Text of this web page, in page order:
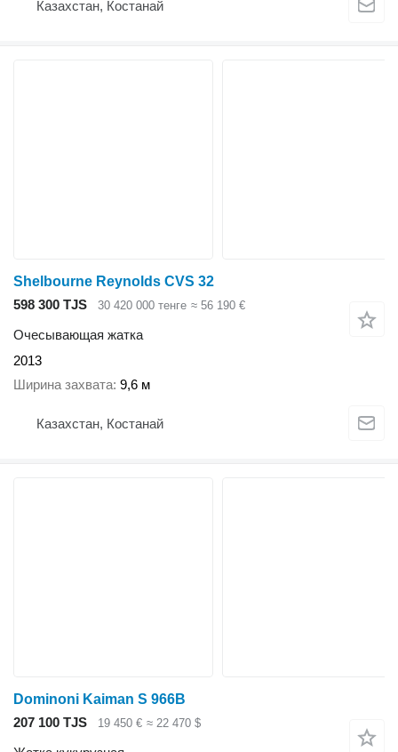
Казахстан, Костанай
Shelbourne Reynolds CVS 32
598 300 TJS
30 420 000 тенге ≈ 56 190 €
Очесывающая жатка
2013
Ширина захвата 9,6 м
Казахстан, Костанай
Dominoni Kaiman S 966B
207 100 TJS
19 450 € ≈ 22 470 $